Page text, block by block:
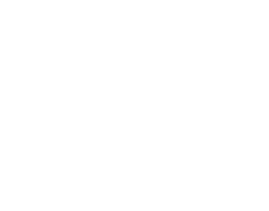
barrierefreie Inhalte!